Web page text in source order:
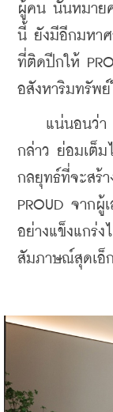
ผู้คน นั่นหมายค
นี้ ยังมีอีกมหา
ที่ติดปีกให้
อสังหาริมทรัพ
แน่นอนว่า เ
กล่าว ย่อมเต็ม
กลยุทธ์ที่จะสร้
PROUD จากผู้
อย่างแข็งแกร่
สัมภาษณ์สุดเอ็